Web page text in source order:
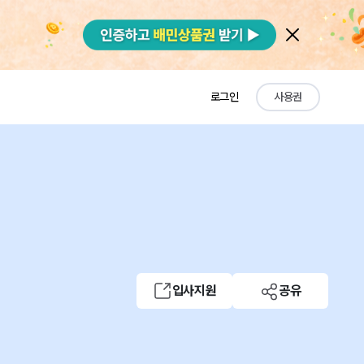
로그인 사용권
입사지원 공유